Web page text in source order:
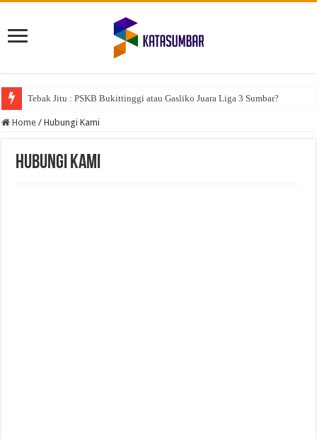
Tebak Jitu : PSKB Bukittinggi atau Gasliko Juara Liga 3 Sumbar?
Home / Hubungi Kami
Hubungi Kami